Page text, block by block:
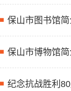
保山市图书馆
保山市博物馆
纪念抗战胜利